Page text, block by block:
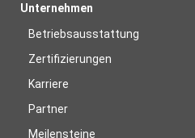
Unternehmen
Betriebsausstattung
Zertifizierungen
Karriere
Partner
Meilensteine